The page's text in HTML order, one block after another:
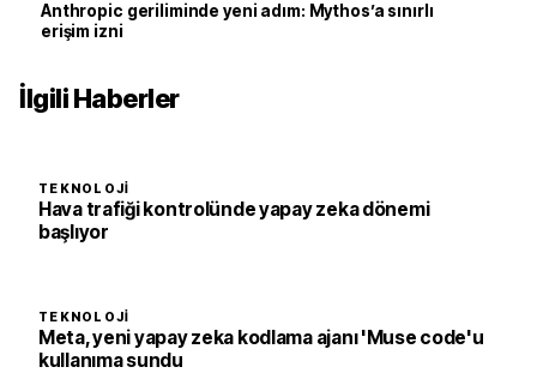
Anthropic geriliminde yeni adım: Mythos’a sınırlı
erişim izni
İlgili Haberler
TEKNOLOJI
Hava trafiği kontrolünde yapay zeka dönemi
başlıyor
TEKNOLOJI
Meta, yeni yapay zeka kodlama ajanı 'Muse code'u
kullanıma sundu